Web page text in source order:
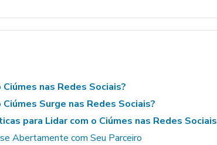
Ciúmes nas Redes Sociais?
Ciúmes Surge nas Redes Sociais?
para Lidar com o Ciúmes nas Redes Sociais
Abertamente com Seu Parceiro